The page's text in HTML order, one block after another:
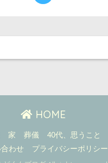
HOME
家 葬儀 40代、思うこと
わせ
プライバシーポリシー